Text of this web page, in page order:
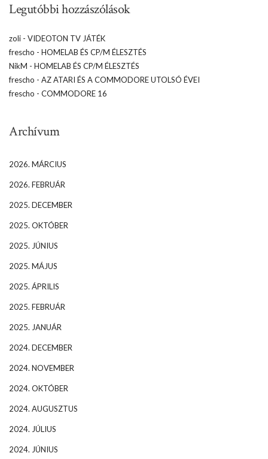
Legutóbbi hozzászólások
zoli - VIDEOTON TV JÁTÉK
frescho - HOMELAB ÉS CP/M ÉLESZTÉS
NikM - HOMELAB ÉS CP/M ÉLESZTÉS
frescho - AZ ATARI ÉS A COMMODORE UTOLSÓ ÉVEI
frescho - COMMODORE 16
Archívum
2026. MÁRCIUS
2026. FEBRUÁR
2025. DECEMBER
2025. OKTÓBER
2025. JÚNIUS
2025. MÁJUS
2025. ÁPRILIS
2025. FEBRUÁR
2025. JANUÁR
2024. DECEMBER
2024. NOVEMBER
2024. OKTÓBER
2024. AUGUSZTUS
2024. JÚLIUS
2024. JÚNIUS